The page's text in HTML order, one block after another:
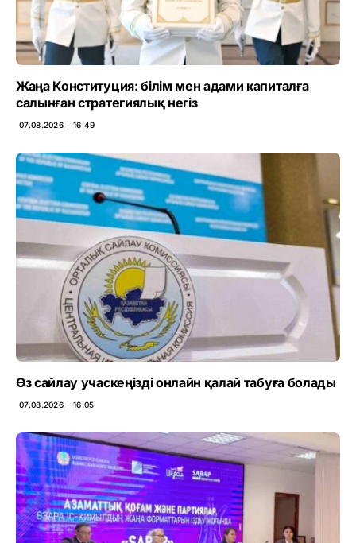
Жаңа Конституция: білім мен адами капиталға
салынған стратегиялық негіз
07.08.2026 ∣ 16:49
Өз сайлау учаскеңізді онлайн қалай табуға болады
07.08.2026 ∣ 16:05